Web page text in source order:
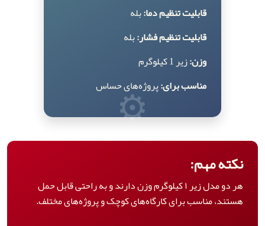
قابلیت تنظیم دما:بله
قابلیت تنظیم فشار:بله
وزن:زیر 1 کیلوگرم
مناسب برای:پروژه‌های حساس
⚙️
نکته مهم:
هر دو مدل زیر ۱ کیلوگرم وزن دارند و به راحتی قابل حمل
هستند، مناسب برای کارگاه‌های کوچک و پروژه‌های مختلف.